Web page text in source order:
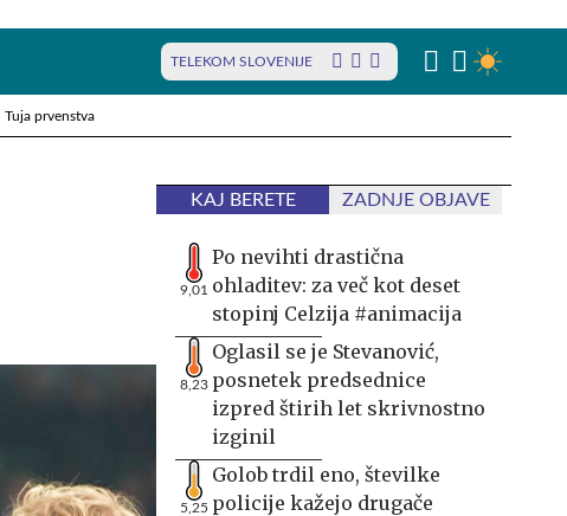
Tuja prvenstva
TELEKOM SLOVENIJE
KAJ BERETE ZADNJE OBJAVE
9,01
Po nevihti drastična
ohladitev: za več kot deset
stopinj Celzija #animacija
8,23
Oglasil se je Stevanović,
posnetek predsednice
izpred štirih let skrivnostno
izginil
5,25
Golob trdil eno, številke
policije kažejo drugače